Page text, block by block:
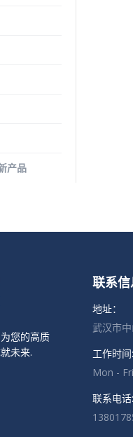
产品
您的高质
未来.
联系信
地址：
武汉市
工作时间:
Mon -
联系电话: